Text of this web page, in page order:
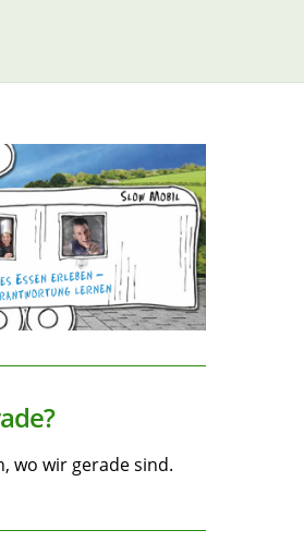
wo wir gerade sind.